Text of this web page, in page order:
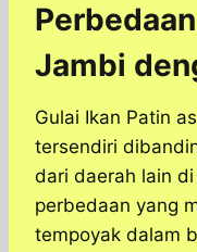
Jambi
Gulai Ikan Patin
tersendiri
dari daerah lain
perbedaan yang
tempoyak dalam